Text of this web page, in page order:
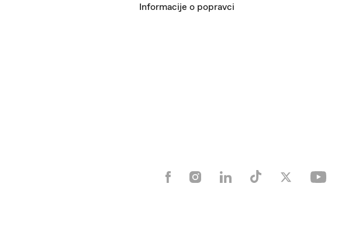
Informacije o popravci